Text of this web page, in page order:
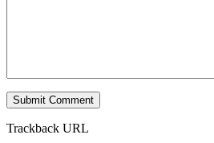
Trackback URL